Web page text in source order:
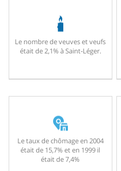
Le nombre de veuves et veufs
était de 2,1% à Saint-Léger.
Le taux de chômage en 2004
était de 15,7% et en 1999 il
était de 7,4%